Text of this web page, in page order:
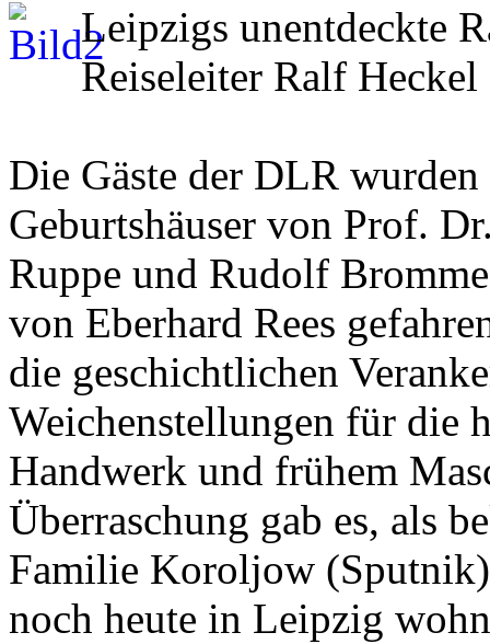
Leipzigs unentdeckte
Reiseleiter Ralf Heckel
Die Gäste der DLR
Geburtshäuser von Prof.
Ruppe und Rudolf
von Eberhard Rees
die geschichtlichen
Weichenstellungen für die
Handwerk und frühem
Überraschung gab es, als
Familie Koroljow
noch heute in Leipzig